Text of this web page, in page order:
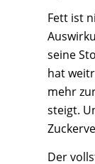
Fett ist
seine
hat
mehr
steigt.
Der